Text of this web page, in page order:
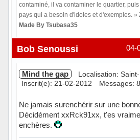
contaminé, il va contaminer le quartier,
pays qui a besoin d'idoles et d'exemples. »
Made By Tsubasa35
Hors ligne 04-
Bob Senoussi
Mind the gap
Localisation:
Inscrit(e): 21-02-2012
Messages:
Ne jamais surenchérir sur une
Décidément xxRck91xx, t'es
enchères.